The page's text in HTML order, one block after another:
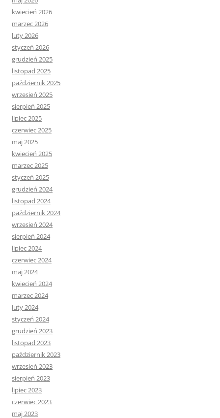
kwiecień 2026
marzec 2026
luty 2026
styczeń 2026
grudzień 2025
listopad 2025
październik 2025
wrzesień 2025
sierpień 2025
lipiec 2025
czerwiec 2025
maj 2025
kwiecień 2025
marzec 2025
styczeń 2025
grudzień 2024
listopad 2024
październik 2024
wrzesień 2024
sierpień 2024
lipiec 2024
czerwiec 2024
maj 2024
kwiecień 2024
marzec 2024
luty 2024
styczeń 2024
grudzień 2023
listopad 2023
październik 2023
wrzesień 2023
sierpień 2023
lipiec 2023
czerwiec 2023
maj 2023